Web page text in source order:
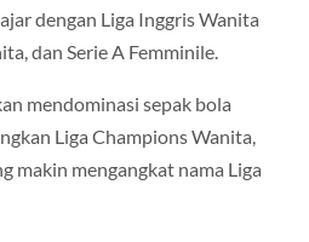
dengan Liga Inggris Wanita
dan Serie A Femminile.
mendominasi sepak bola
Liga Champions Wanita,
makin mengangkat nama Liga